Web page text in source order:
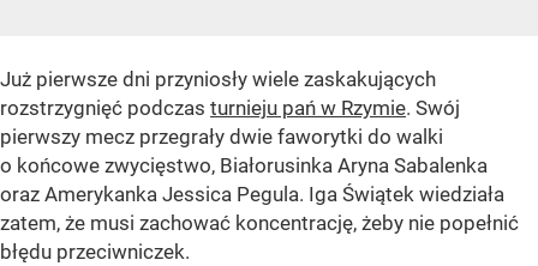
Już pierwsze dni przyniosły wiele zaskakujących
rozstrzygnięć podczas turnieju pań w Rzymie. Swój
pierwszy mecz przegrały dwie faworytki do walki
o końcowe zwycięstwo, Białorusinka Aryna Sabalenka
oraz Amerykanka Jessica Pegula. Iga Świątek wiedziała
zatem, że musi zachować koncentrację, żeby nie popełnić
błędu przeciwniczek.